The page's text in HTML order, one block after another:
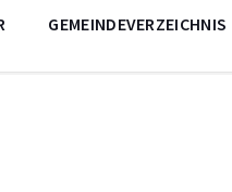
GEMEINDEVERZEICHNIS